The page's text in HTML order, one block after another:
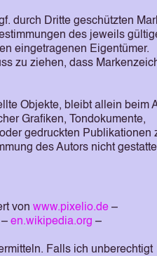
durch Dritte geschützten
des jeweils
eingetragenen Eigentümer.
zu ziehen, dass
Objekte, bleibt allein beim
Grafiken, Tondokumente,
gedruckten Publikationen
des Autors nicht
vonwww.pixelio.de –
–en.wikipedia.org –
Falls ich unberechtigt